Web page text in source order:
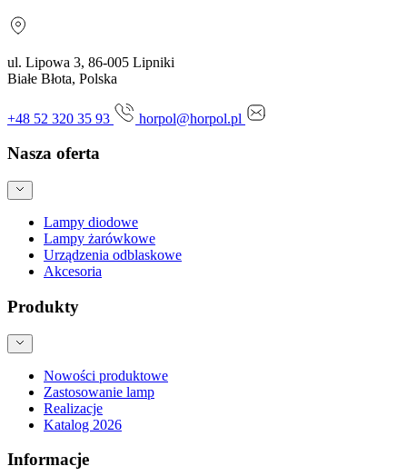
ul. Lipowa 3, 86-005 Lipniki
Białe Błota, Polska
+48 52 320 35 93 horpol@horpol.pl
Nasza oferta
Lampy diodowe
Lampy żarówkowe
Urządzenia odblaskowe
Akcesoria
Produkty
Nowości produktowe
Zastosowanie lamp
Realizacje
Katalog 2026
Informacje